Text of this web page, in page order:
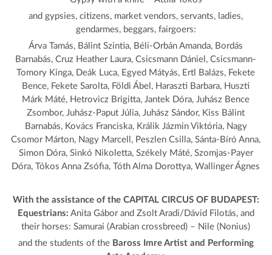
and gypsies, citizens, market vendors, servants, ladies,
gendarmes, beggars, fairgoers:
Árva Tamás, Bálint Szintia, Béli-Orbán Amanda, Bordás
Barnabás, Cruz Heather Laura, Csicsmann Dániel, Csicsmann-
Tomory Kinga, Deák Luca, Egyed Mátyás, Ertl Balázs, Fekete
Bence, Fekete Sarolta, Földi Ábel, Haraszti Barbara, Huszti
Márk Máté, Hetrovicz Brigitta, Jantek Dóra, Juhász Bence
Zsombor, Juhász-Paput Júlia, Juhász Sándor, Kiss Bálint
Barnabás, Kovács Franciska, Králik Jázmin Viktória, Nagy
Csomor Márton, Nagy Marcell, Peszlen Csilla, Sánta-Bíró Anna,
Simon Dóra, Sinkó Nikoletta, Székely Máté, Szomjas-Payer
Dóra, Tókos Anna Zsófia, Tóth Alma Dorottya, Wallinger Ágnes
With the assistance of the CAPITAL CIRCUS OF BUDAPEST:
Equestrians: Anita Gábor and Zsolt Aradi/Dávid Filotás, and
their horses: Samurai (Arabian crossbreed) – Nile (Nonius)
and the students of the Baross Imre Artist and Performing